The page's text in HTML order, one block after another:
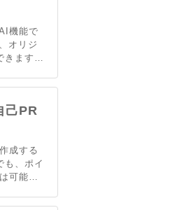
機能で
オリジ
きます。
るので、
己PR
成する
も、ポイ
可能で